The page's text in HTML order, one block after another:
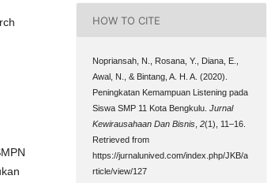
HOW TO CITE
Nopriansah, N., Rosana, Y., Diana, E.,
Awal, N., & Bintang, A. H. A. (2020).
Peningkatan Kemampuan Listening pada
Siswa SMP 11 Kota Bengkulu.Jurnal
Kewirausahaan Dan Bisnis ,2(1), 11–16.
Retrieved from
https://jurnalunived.com/index.php/JKB/a
rticle/view/127